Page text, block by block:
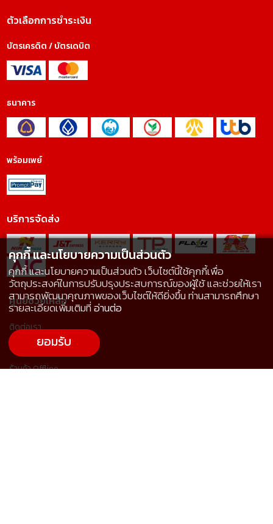
ตัวเลือกการชำระเงิน
บัตรเครดิต / บัตรเดบิต
ธนาคาร
พร้อมเพย์
บริการจัดส่ง
ศูนย์ช่วยเหลือ
ติดต่อเรา
ขอราคาและสั่งซื้อสินค้า
ร้านค้า Offline
คุกกี้ และนโยบายความเป็นส่วนตัว
คุกกี้ และนโยบายความเป็นส่วนตัว เว็บไซต์นี้ใช้คุกกี้เพื่อ
วัตถุประสงค์ในการปรับปรุงประสบการณ์ของผู้ใช้ และช่วยให้เรา
สามารถพัฒนาคุณภาพของเว็บไซต์ให้ดียิ่งขึ้น ท่านสามารถศึกษา
รายละเอียดเพิ่มเติมที่อ่านต่อ
ยอมรับ